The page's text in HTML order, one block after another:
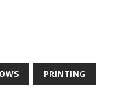
PRINTING